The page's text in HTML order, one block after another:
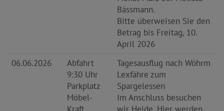
Bässmann.
Bitte überweisen Sie den
Betrag bis Freitag, 10.
April 2026
06.06.2026
Abfahrt
9:30 Uhr
Parkplatz
Möbel-
Tagesausflug nach Wöhrm
Lexfähre zum
Spargelessen
Im Anschluss besuchen